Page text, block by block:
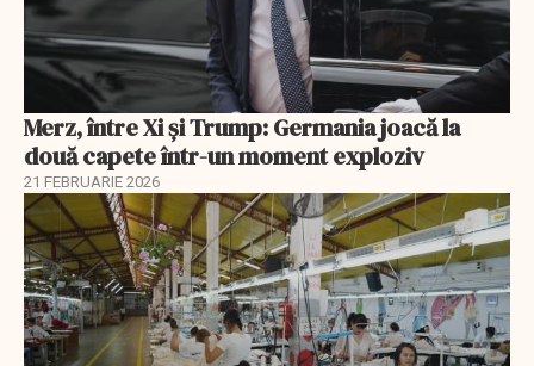
Merz, între Xi și Trump: Germania joacă la
două capete într-un moment exploziv
21 FEBRUARIE 2026